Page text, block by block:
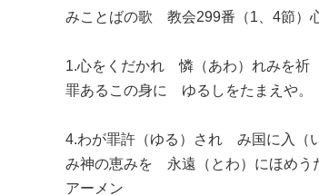
みことばの歌 教会299番（1、4節）
1.心をくだかれ 憐（あわ）れみを祈
罪あるこの身に ゆるしをたまえや。
4.わが罪許（ゆる）され み国に入（
み神の恵みを 永遠（とわ）にほめう
アーメン